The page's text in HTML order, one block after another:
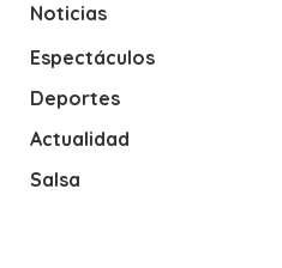
Noticias
Espectáculos
Deportes
Actualidad
Salsa